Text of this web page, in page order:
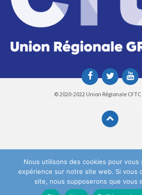
© 2020-2022 Union Régionale
Nous utilisons des cookies pour vous
expérience sur notre site web. Si vous
site, nous supposerons que vous